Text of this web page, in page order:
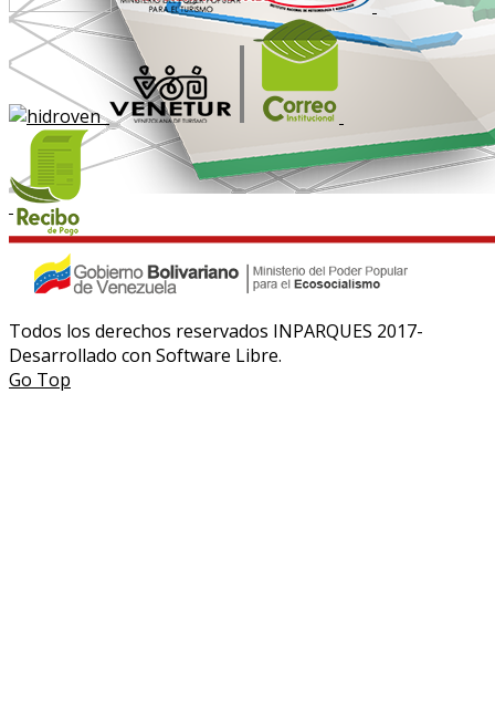
Todos los derechos reservados INPARQUES 2017-
Desarrollado con Software Libre.
Go Top